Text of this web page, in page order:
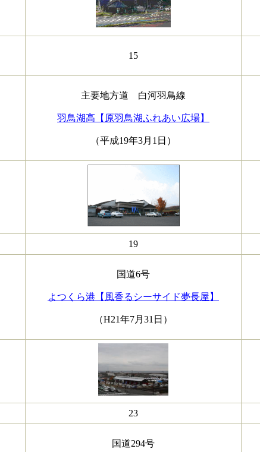
15
主要地方道 白河羽鳥線
羽鳥湖高【原羽鳥湖ふれあい広場】
（平成19年3月1日）
19
国道6号
よつくら港【風香るシーサイド夢長屋】
（H21年7月31日）
23
国道294号